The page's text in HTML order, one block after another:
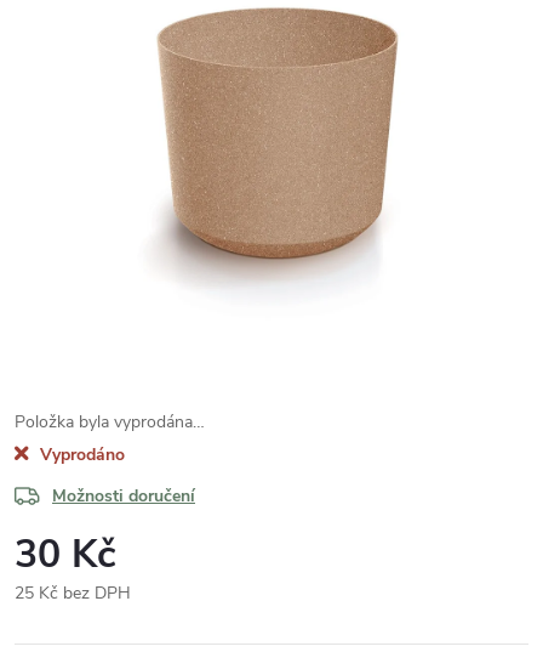
Položka byla vyprodána…
Vyprodáno
Možnosti doručení
30 Kč
25 Kč bez DPH
cena: